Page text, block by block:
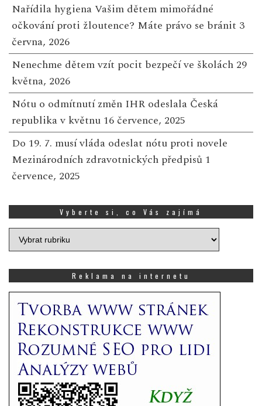
Nařídila hygiena Vašim dětem mimořádné
očkování proti žloutence? Máte právo se bránit 3
června, 2026
Nenechme dětem vzít pocit bezpečí ve školách 29
května, 2026
Nótu o odmítnutí změn IHR odeslala Česká
republika v květnu 16 července, 2025
Do 19. 7. musí vláda odeslat nótu proti novele
Mezinárodních zdravotnických předpisů 1
července, 2025
Vyberte si, co Vás zajímá
Vyberte
si,
zajímá
Reklama na internetu